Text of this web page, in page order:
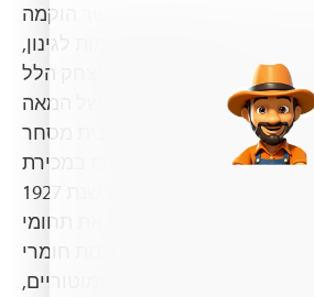
חברה פרטית משפחתית אשר הוקמה
בשנת 1896. החברה עוסקת בשווק תשומות לגינון,
החברה ייסד האגרונום יצחק הלל
טוביה בשנות התשעים של המאה
התשע עשרה, כשב- 1919 פתח האב המייסד בית מסחר
באותם הימים התרכז במכירת
תבואות וזרעים לחקלאי המדינה שבדרך. בשנת 1927
כהן, לעסקים והרחיב את תחומי
למוצרים נוספים כדוגמת חומרי
כלי עבודה ידניים ומוטוריים,